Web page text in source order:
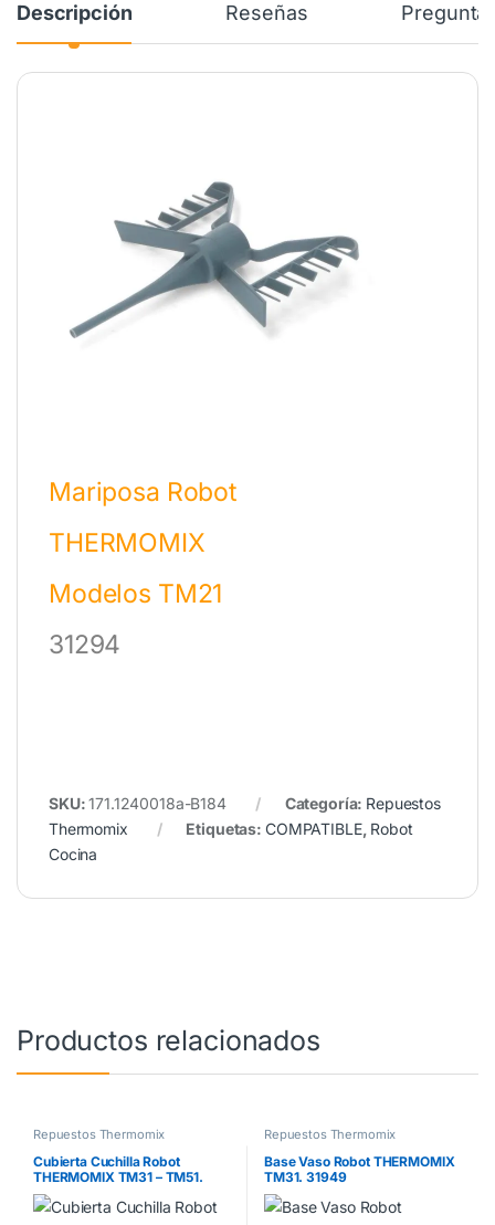
Descripción Reseñas
Mariposa Robot
THERMOMIX
Modelos TM21
31294
SKU:171.1240018a-B184 Categoría: Repuestos
Thermomix
Etiquetas: COMPATIBLE, Robot
Cocina
Productos relacionados
Repuestos Thermomix
Cubierta Cuchilla Robot
THERMOMIX TM31 – TM51.
71256
Repuestos Thermomix
Base Vaso Robot THERMOMIX
TM31. 31949